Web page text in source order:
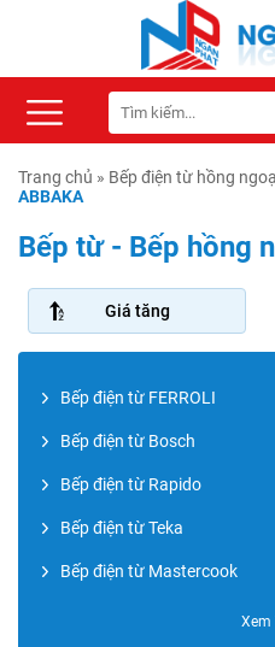
Trang chủ » Bếp điện từ hồng
ABBAKA
Bếp từ - Bếp hồng
Giá tăng
Bếp điện từ FERROLI
Bếp điện từ Bosch
Bếp điện từ Rapido
Bếp điện từ Teka
Bếp điện từ Mastercook
Xem